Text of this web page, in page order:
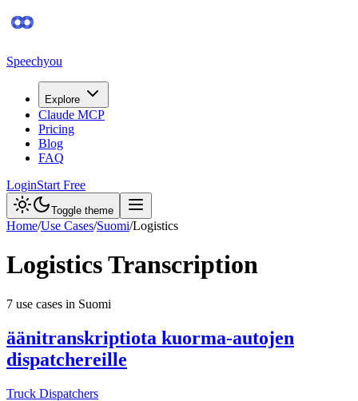
Speechyou
Explore
Claude MCP
Pricing
Blog
FAQ
LoginStart Free
Toggle theme
Home/Use Cases/Suomi/Logistics
LogisticsTranscription
7 use cases in Suomi
äänitranskriptiota kuorma-autojen
dispatchereille
Truck Dispatchers